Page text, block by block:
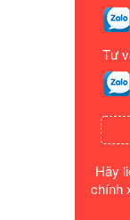
Tư
Hãy
chính